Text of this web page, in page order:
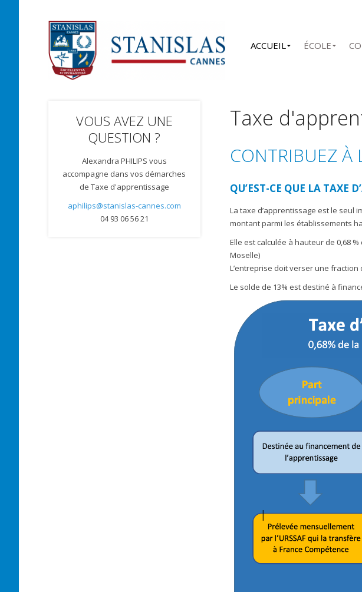
ACCUEIL ÉCOLE
Taxe
CONTRIBUEZ À
QU’EST-CE QUE LA TAXE
La taxe d’apprentissage est le
montant parmi les établissements
Elle est calculée à hauteur de 0,68
Moselle)
L’entreprise doit verser une fraction
Le solde de 13% est destiné à
VOUS AVEZ UNE
QUESTION ?
Alexandra PHILIPS vous
accompagne dans vos démarches
de Taxe d'apprentissage
aphilips@stanislas-cannes.com
04 93 06 56 21